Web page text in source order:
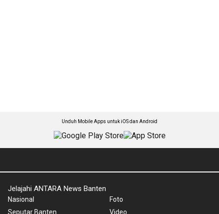
Unduh Mobile Apps untuk iOS dan Android
Jelajahi ANTARA News Banten
Nasional
Seputar Banten
Foto
Video